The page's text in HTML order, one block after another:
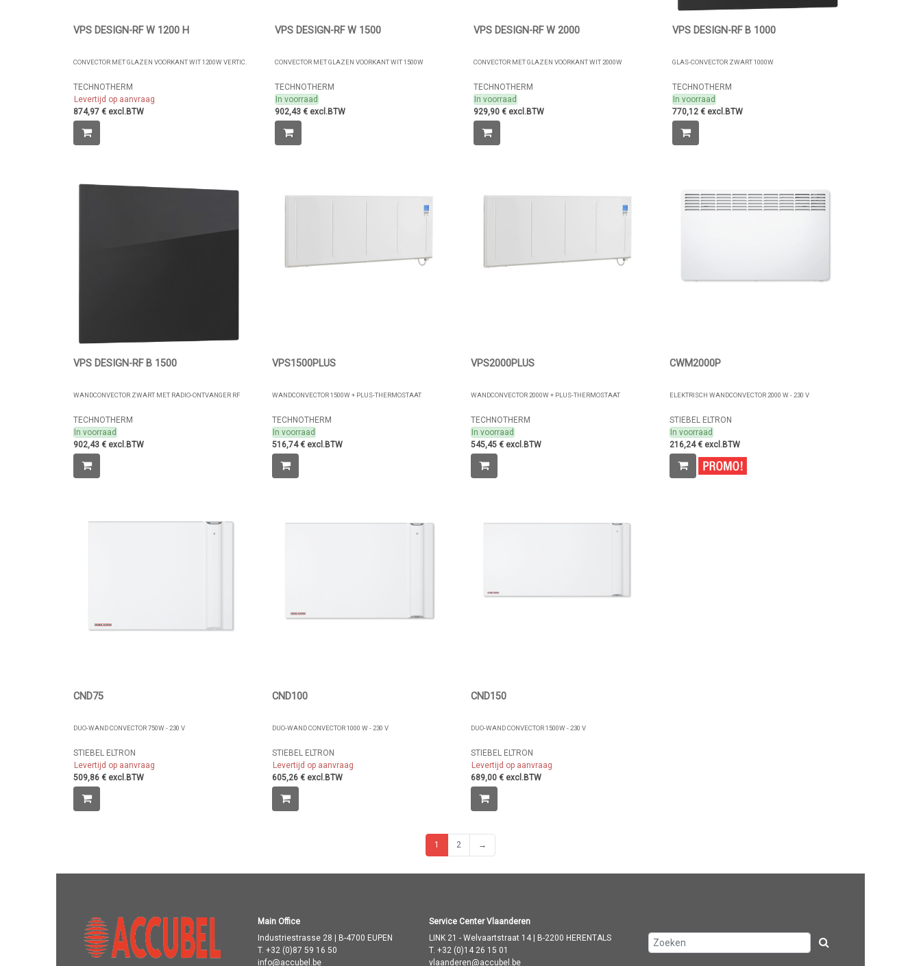
VPS DESIGN-RF W 1200 H
CONVECTOR MET GLAZEN VOORKANT WIT 1200W VERTIC.
TECHNOTHERM
Levertijd op aanvraag
874,97 € excl.BTW
VPS DESIGN-RF W 1500
CONVECTOR MET GLAZEN VOORKANT WIT 1500W
TECHNOTHERM
In voorraad
902,43 € excl.BTW
VPS DESIGN-RF W 2000
CONVECTOR MET GLAZEN VOORKANT WIT 2000W
TECHNOTHERM
In voorraad
929,90 € excl.BTW
VPS DESIGN-RF B 1000
GLAS-CONVECTOR ZWART 1000W
TECHNOTHERM
In voorraad
770,12 € excl.BTW
VPS DESIGN-RF B 1500
WANDCONVECTOR ZWART MET RADIO-ONTVANGER RF
TECHNOTHERM
In voorraad
902,43 € excl.BTW
VPS1500PLUS
WANDCONVECTOR 1500W + PLUS-THERMOSTAAT
TECHNOTHERM
In voorraad
516,74 € excl.BTW
VPS2000PLUS
WANDCONVECTOR 2000W + PLUS-THERMOSTAAT
TECHNOTHERM
In voorraad
545,45 € excl.BTW
CWM2000P
ELEKTRISCH WANDCONVECTOR 2000 W - 230 V
STIEBEL ELTRON
In voorraad
216,24 € excl.BTW
CND75
DUO-WAND CONVECTOR 750W - 230 V
STIEBEL ELTRON
Levertijd op aanvraag
509,86 € excl.BTW
CND100
DUO-WAND CONVECTOR 1000 W - 230 V
STIEBEL ELTRON
Levertijd op aanvraag
605,26 € excl.BTW
CND150
DUO-WAND CONVECTOR 1500W - 230 V
STIEBEL ELTRON
Levertijd op aanvraag
689,00 € excl.BTW
1 2 →
Main Office
Industriestrasse 28 | B-4700 EUPEN
T. +32 (0)87 59 16 50
info@accubel.be
Service Center Vlaanderen
LINK 21 - Welvaartstraat 14 | B-2200 HERENTALS
T.+32 (0)14 26 15 01
vlaanderen@accubel.be